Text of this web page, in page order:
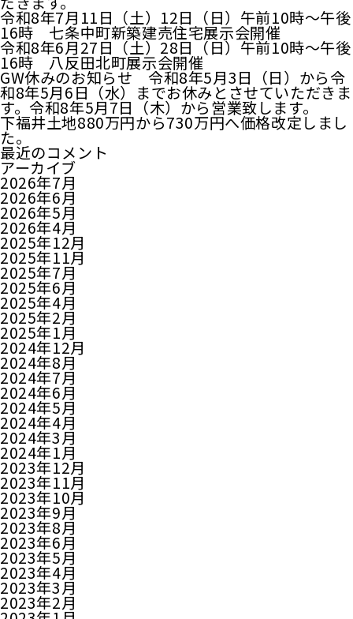
令和8年7月11日（土）12日（日）午前10時～午後
16時 七条中町新築建売住宅展示会開催
令和8年6月27日（土）28日（日）午前10時～午後
16時 八反田北町展示会開催
GW休みのお知らせ 令和8年5月3日（日）から令
和8年5月6日（水）までお休みとさせていただきま
す。令和8年5月7日（木）から営業致します。
下福井土地880万円から730万円へ価格改定しまし
た。
最近のコメント
アーカイブ
2026年7月
2026年6月
2026年5月
2026年4月
2025年12月
2025年11月
2025年7月
2025年6月
2025年4月
2025年2月
2025年1月
2024年12月
2024年8月
2024年7月
2024年6月
2024年5月
2024年4月
2024年3月
2024年1月
2023年12月
2023年11月
2023年10月
2023年9月
2023年8月
2023年6月
2023年5月
2023年4月
2023年3月
2023年2月